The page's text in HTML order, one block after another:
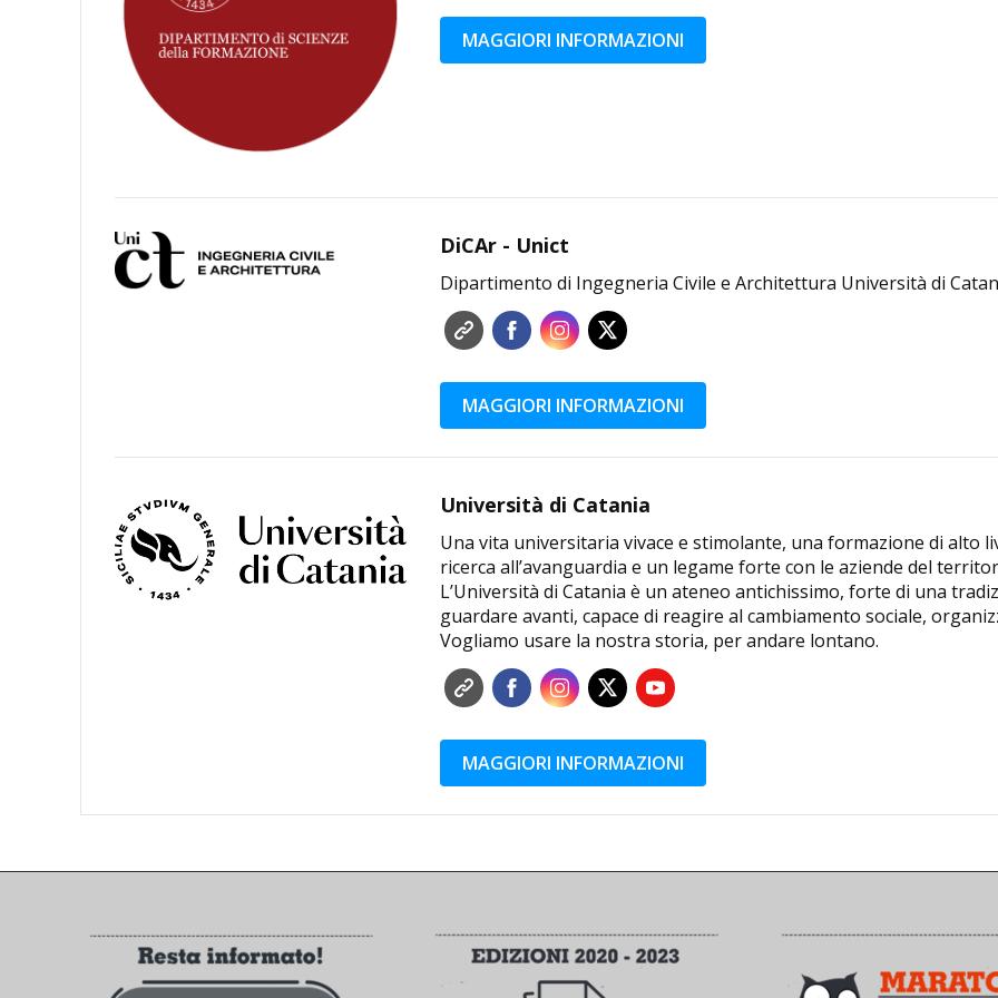
MAGGIORI INFORMAZIONI
DiCAr - Unict
Dipartimento di Ingegneria Civile e Architettura Università di
MAGGIORI INFORMAZIONI
Università di Catania
Una vita universitaria vivace e stimolante, una formazione di alto
ricerca all’avanguardia e un legame forte con le aziende del
L’Università di Catania è un ateneo antichissimo, forte di una
guardare avanti, capace di reagire al cambiamento sociale,
Vogliamo usare la nostra storia, per andare lontano.
MAGGIORI INFORMAZIONI